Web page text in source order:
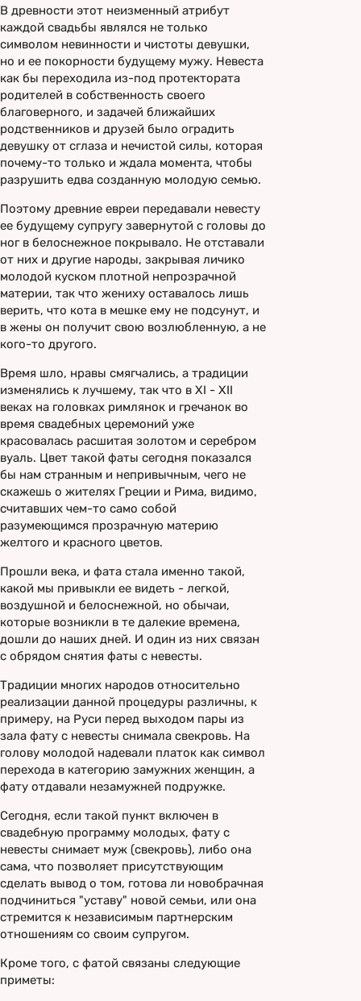
В древности этот неизменный атрибут
каждой свадьбы являлся не только
символом невинности и чистоты девушки,
но и ее покорности будущему мужу. Невеста
как бы переходила из-под протектората
родителей в собственность своего
благоверного, и задачей ближайших
родственников и друзей было оградить
девушку от сглаза и нечистой силы, которая
почему-то только и ждала момента, чтобы
разрушить едва созданную молодую семью.
Поэтому древние евреи передавали невесту
ее будущему супругу завернутой с головы до
ног в белоснежное покрывало. Не отставали
от них и другие народы, закрывая личико
молодой куском плотной непрозрачной
материи, так что жениху оставалось лишь
верить, что кота в мешке ему не подсунут, и
в жены он получит свою возлюбленную, а не
кого-то другого.
Время шло, нравы смягчались, а традиции
изменялись к лучшему, так что в XI - XII
веках на головках римлянок и гречанок во
время свадебных церемоний уже
красовалась расшитая золотом и серебром
вуаль. Цвет такой фаты сегодня показался
бы нам странным и непривычным, чего не
скажешь о жителях Греции и Рима, видимо,
считавших чем-то само собой
разумеющимся прозрачную материю
желтого и красного цветов.
Прошли века, и фата стала именно такой,
какой мы привыкли ее видеть - легкой,
воздушной и белоснежной, но обычаи,
которые возникли в те далекие времена,
дошли до наших дней. И один из них связан
с обрядом снятия фаты с невесты.
Традиции многих народов относительно
реализации данной процедуры различны, к
примеру, на Руси перед выходом пары из
зала фату с невесты снимала свекровь. На
голову молодой надевали платок как символ
перехода в категорию замужних женщин, а
фату отдавали незамужней подружке.
Сегодня, если такой пункт включен в
свадебную программу молодых, фату с
невесты снимает муж (свекровь), либо она
сама, что позволяет присутствующим
сделать вывод о том, готова ли новобрачная
подчиниться "уставу" новой семьи, или она
стремится к независимым партнерским
отношениям со своим супругом.
Кроме того, с фатой связаны следующие
приметы: